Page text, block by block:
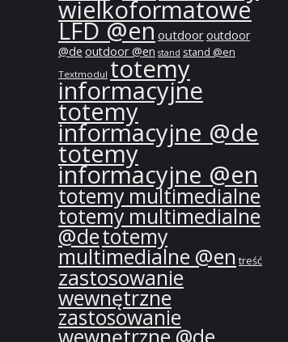
wielkoformatowe
LFD @enoutdooroutdoor
@de outdoor @en stand stand @en
Textmodul totemy
informacyjne
totemy
informacyjne @de
totemy
informacyjne @en
totemy multimedialne
totemy multimedialne
@detotemy
multimedialne @en treść
zastosowanie
wewnętrzne
zastosowanie